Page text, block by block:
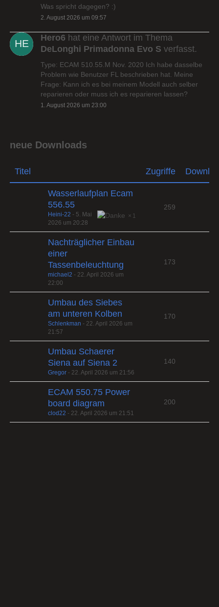
Was spricht dagegen? :)
2. August 2026 um 09:57
Hero6 hat eine Antwort im Thema
DeLonghi Primadonna Evo S verfasst.
Type: ECAM 510.55.M Nov. 2020 Ich habe dasselbe
Problem wie Benutzer FL beschrieben hat. Meine
Frage: Kann ich es bei meinem Modell auch selber
reparieren oder muss ich es reparieren lassen?
1. August 2026 um 23:00
neue Downloads
Titel Zugriffe
Wasserlaufplan Ecam
556.55
1
Heini-22 - 5. Mai
2026 um 20:28
259
Nachträglicher Einbau
einer
Tassenbeleuchtung
michael2 - 22. April 2026 um
22:00
173
Umbau des Siebes
am unteren Kolben
Schlenkman - 22. April 2026 um
21:57
170
Umbau Schaerer
Siena auf Siena 2
Gregor - 22. April 2026 um 21:56
140
ECAM 550.75 Power
board diagram
clod22 - 22. April 2026 um 21:51
200